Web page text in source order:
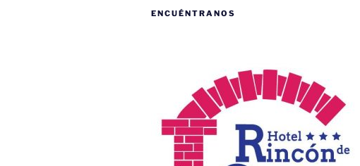
ENCUÉNTRANOS